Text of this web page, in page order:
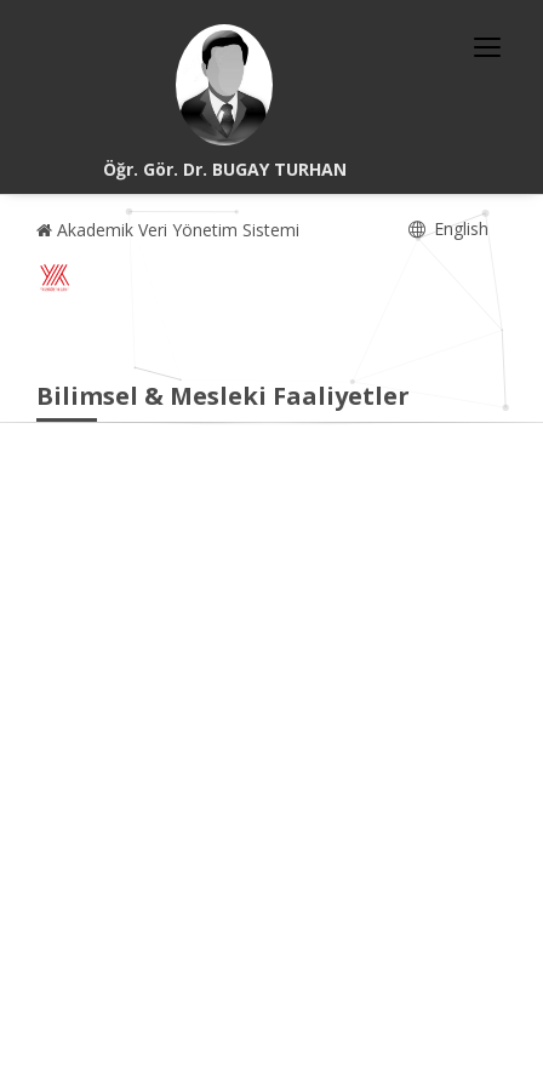
Öğr. Gör. Dr. BUGAY TURHAN
Akademik Veri Yönetim Sistemi English
Bilimsel & Mesleki Faaliyetler